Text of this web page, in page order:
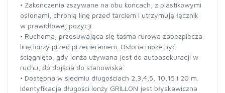
• Zakończenia zszywane na obu końcach, z plastikowymi
osłonami, chronią linę przed tarciem i utrzymują łącznik
w prawidłowej pozycji.
• Ruchoma, przesuwająca się taśma rurowa zabezpiecza
linę lonży przed przecieraniem. Osłona może być
ściągnięta, gdy lonża używana jest do autoasekuracji w
ruchu, do dojścia do stanowiska.
• Dostępna w siedmiu długościach 2,3,4,5, 10,15 i 20 m.
Identyfikacja długości lonży GRILLON jest błyskawiczna